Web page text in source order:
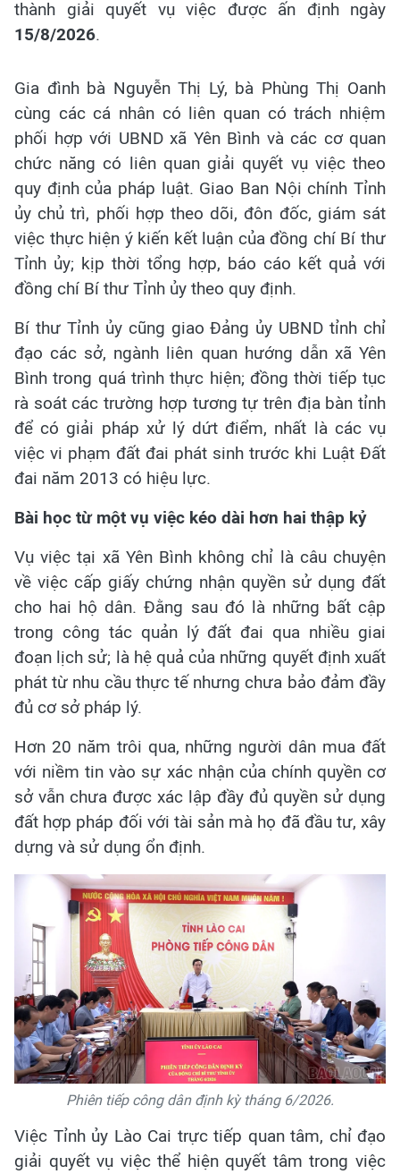
thành giải quyết vụ việc được ấn định ngày
15/8/2026.
Gia đình bà Nguyễn Thị Lý, bà Phùng Thị Oanh
cùng các cá nhân có liên quan có trách nhiệm
phối hợp với UBND xã Yên Bình và các cơ quan
chức năng có liên quan giải quyết vụ việc theo
quy định của pháp luật. Giao Ban Nội chính Tỉnh
ủy chủ trì, phối hợp theo dõi, đôn đốc, giám sát
việc thực hiện ý kiến kết luận của đồng chí Bí thư
Tỉnh ủy; kịp thời tổng hợp, báo cáo kết quả với
đồng chí Bí thư Tỉnh ủy theo quy định.
Bí thư Tỉnh ủy cũng giao Đảng ủy UBND tỉnh chỉ
đạo các sở, ngành liên quan hướng dẫn xã Yên
Bình trong quá trình thực hiện; đồng thời tiếp tục
rà soát các trường hợp tương tự trên địa bàn tỉnh
để có giải pháp xử lý dứt điểm, nhất là các vụ
việc vi phạm đất đai phát sinh trước khi Luật Đất
đai năm 2013 có hiệu lực.
Bài học từ một vụ việc kéo dài hơn hai thập kỷ
Vụ việc tại xã Yên Bình không chỉ là câu chuyện
về việc cấp giấy chứng nhận quyền sử dụng đất
cho hai hộ dân. Đằng sau đó là những bất cập
trong công tác quản lý đất đai qua nhiều giai
đoạn lịch sử; là hệ quả của những quyết định xuất
phát từ nhu cầu thực tế nhưng chưa bảo đảm đầy
đủ cơ sở pháp lý.
Hơn 20 năm trôi qua, những người dân mua đất
với niềm tin vào sự xác nhận của chính quyền cơ
sở vẫn chưa được xác lập đầy đủ quyền sử dụng
đất hợp pháp đối với tài sản mà họ đã đầu tư, xây
dựng và sử dụng ổn định.
Phiên tiếp công dân định kỳ tháng 6/2026.
Việc Tỉnh ủy Lào Cai trực tiếp quan tâm, chỉ đạo
giải quyết vụ việc thể hiện quyết tâm trong việc